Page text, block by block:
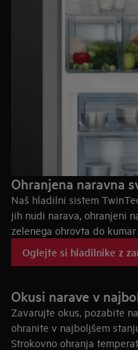
Ohranjena naravna
Naš hladilni sistem
jih nudi narava, ohranjeni
zelenega ohrovta do
Listi in jabolka so bolj
predal pomeni tudi, da je
Okusi narave v
Zavarujte okus, pozabite
ohranite v najboljšem
Strokovno ohranja